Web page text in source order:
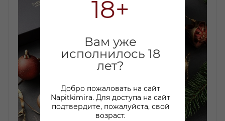
18+
Вам уже
исполнилось 18
лет?
Добро пожаловать на сайт
Napitkimira. Для доступа на сайт
подтвердите, пожалуйста, свой
возраст.